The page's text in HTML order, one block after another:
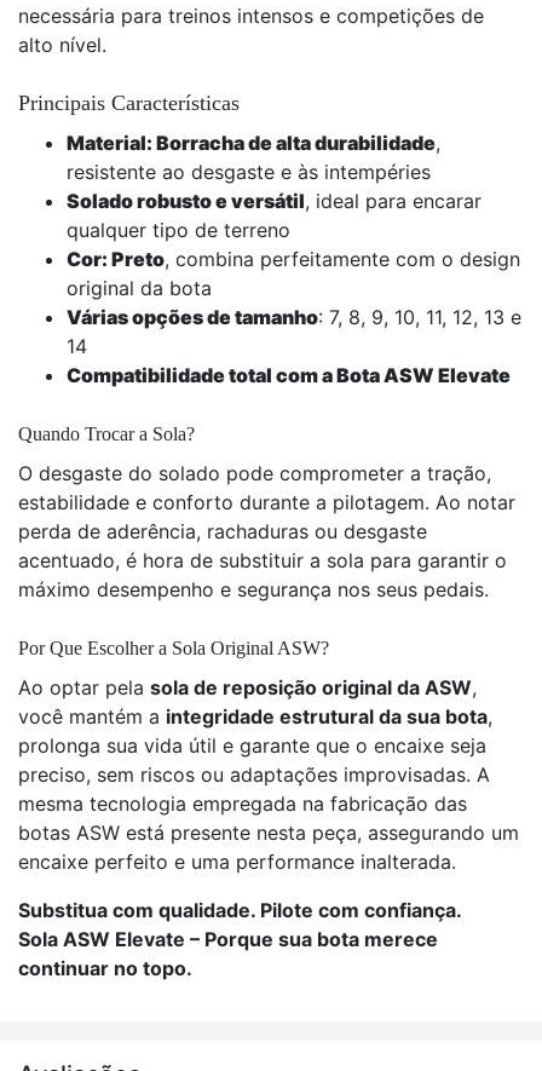
necessária para treinos intensos e competições de
alto nível.
Principais Características
Material: Borracha de alta durabilidade,
resistente ao desgaste e às intempéries
Solado robusto e versátil, ideal para encarar
qualquer tipo de terreno
Cor: Preto, combina perfeitamente com o design
original da bota
Várias opções de tamanho: 7, 8, 9, 10, 11, 12, 13 e
14
Compatibilidade total com a Bota ASW Elevate
Quando Trocar a Sola?
O desgaste do solado pode comprometer a tração,
estabilidade e conforto durante a pilotagem. Ao notar
perda de aderência, rachaduras ou desgaste
acentuado, é hora de substituir a sola para garantir o
máximo desempenho e segurança nos seus pedais.
Por Que Escolher a Sola Original ASW?
Ao optar pela sola de reposição original da ASW,
você mantém a integridade estrutural da sua bota,
prolonga sua vida útil e garante que o encaixe seja
preciso, sem riscos ou adaptações improvisadas. A
mesma tecnologia empregada na fabricação das
botas ASW está presente nesta peça, assegurando um
encaixe perfeito e uma performance inalterada.
Substitua com qualidade. Pilote com confiança.
Sola ASW Elevate – Porque sua bota merece
continuar no topo.